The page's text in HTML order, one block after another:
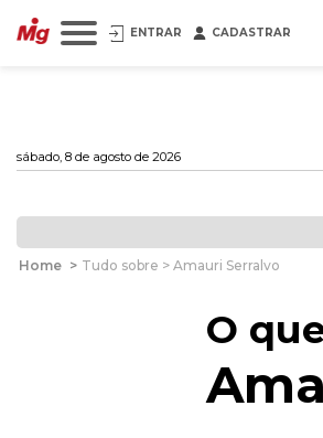
ENTRAR CADASTRAR
sábado, 8 de agosto de 2026
Home > Tudo sobre > Amauri Serralvo
O